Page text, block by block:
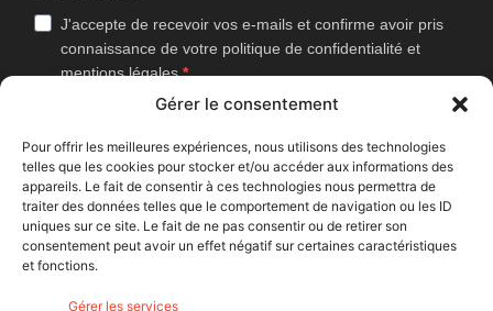
Gérer le consentement
Pour offrir les meilleures expériences, nous utilisons des technologies
telles que les cookies pour stocker et/ou accéder aux informations des
appareils. Le fait de consentir à ces technologies nous permettra de
traiter des données telles que le comportement de navigation ou les ID
uniques sur ce site. Le fait de ne pas consentir ou de retirer son
consentement peut avoir un effet négatif sur certaines caractéristiques
et fonctions.
Gérer les services
J'accepte de recevoir vos e-mails et confirme avoir pris
connaissance de votre politique de confidentialité et
mentions légales.
Vous pouvez vous désinscrire à tout moment en cliquant sur le lien
J'accepte que Bike Café mesure l'ouverture des
newsletters afin d'améliorer les contenus proposés.
S'INSCRIRE